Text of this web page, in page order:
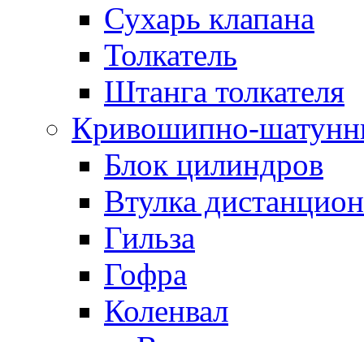
Сухарь клапана
Толкатель
Штанга толкателя
Кривошипно-
Блок цилиндров
Втулка
Гильза
Гофра
Коленвал